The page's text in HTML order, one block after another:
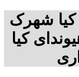
کیا شهرک
کیا